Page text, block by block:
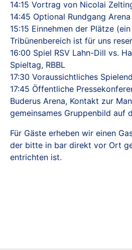
14:15 Vortrag von Nicolai
14:45 Optional Rundgang Arena
15:15 Einnehmen der Plätze
Tribünenbereich ist für uns
16:00 Spiel RSV Lahn-Dill vs.
Spieltag, RBBL
17:30 Voraussichtliches
17:45 Öffentliche
Buderus Arena, Kontakt zur
gemeinsames Gruppenbild auf
Für Gäste erheben wir einen
der bitte in bar direkt vor Ort
entrichten ist.